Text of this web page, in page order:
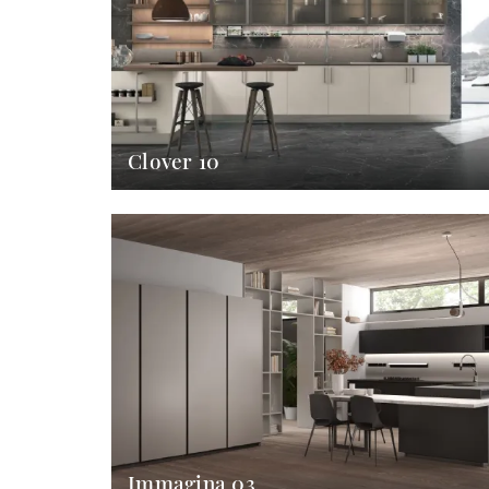
Clover 10
Immagina 03